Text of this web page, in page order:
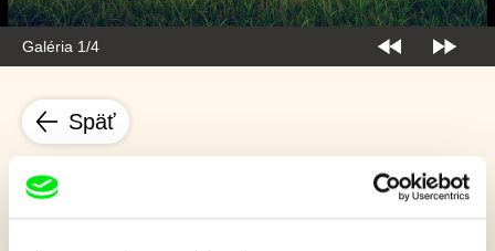
Galéria 1/4
Späť
Strašidlo Cantervillské